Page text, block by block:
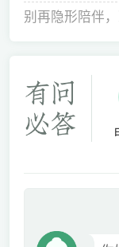
间
别再隐形陪伴